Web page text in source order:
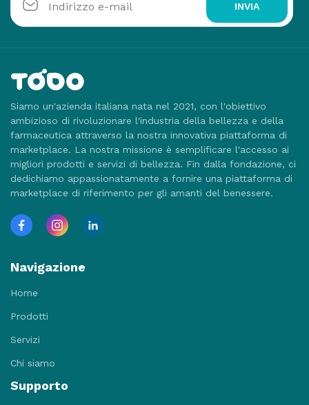
INVIA
Siamo un'azienda italiana nata nel 2021, con l'obiettivo
ambizioso di rivoluzionare l'industria della bellezza e della
farmaceutica attraverso la nostra innovativa piattaforma di
marketplace. La nostra missione è semplificare l'accesso ai
migliori prodotti e servizi di bellezza. Fin dalla fondazione, ci
dedichiamo appassionatamente a fornire una piattaforma di
marketplace di riferimento per gli amanti del benessere.
Navigazione
Home
Prodotti
Servizi
Chi siamo
Supporto